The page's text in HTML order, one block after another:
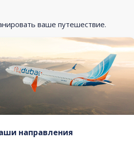
ваше путешествие.
направления